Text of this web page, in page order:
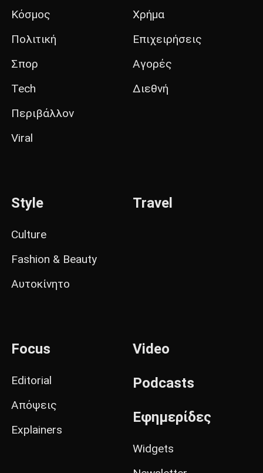
Κόσμος
Πολιτική
Σπορ
Tech
Περιβάλλον
Viral
Χρήμα
Επιχειρήσεις
Αγορές
Διεθνή
Style
Culture
Fashion & Beauty
Αυτοκίνητο
Travel
Focus
Editorial
Απόψεις
Explainers
Video
Podcasts
Εφημερίδες
Widgets